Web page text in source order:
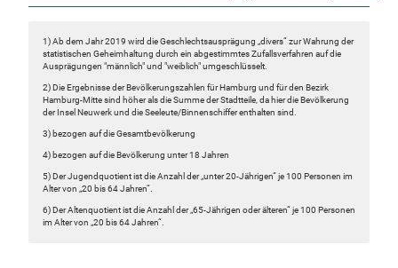
1) Ab dem Jahr 2019 wird die Geschlechtsausprägung „divers“ zur Wahrung der
statistischen Geheimhaltung durch ein abgestimmtes Zufallsverfahren auf die
Ausprägungen "männlich" und "weiblich" umgeschlüsselt.
2) Die Ergebnisse der Bevölkerungszahlen für Hamburg und für den Bezirk
Hamburg-Mitte sind höher als die Summe der Stadtteile, da hier die Bevölkerung
der Insel Neuwerk und die Seeleute/Binnenschiffer enthalten sind.
3) bezogen auf die Gesamtbevölkerung
4) bezogen auf die Bevölkerung unter 18 Jahren
5) Der Jugendquotient ist die Anzahl der „unter 20-Jährigen“ je 100 Personen im
Alter von „20 bis 64 Jahren“.
6) Der Altenquotient ist die Anzahl der „65-Jährigen oder älteren“ je 100 Personen
im Alter von „20 bis 64 Jahren“.